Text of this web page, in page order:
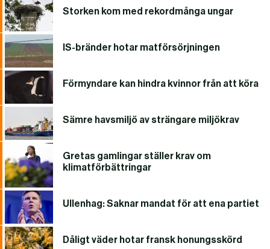
Storken kom med rekordmånga ungar
IS-bränder hotar matförsörjningen
Förmyndare kan hindra kvinnor från att köra
Sämre havsmiljö av strängare miljökrav
Gretas gamlingar ställer krav om
klimatförbättringar
Ullenhag: Saknar mandat för att ena partiet
Dåligt väder hotar fransk honungsskörd